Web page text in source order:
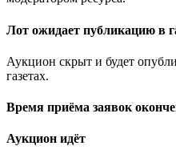
Лот ожидает публикацию в
Аукцион скрыт и будет
газетах.
Время приёма заявок
Аукцион идёт